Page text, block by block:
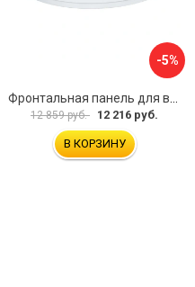
-5%
12 859 руб. 12 216 руб.
В КОРЗИНУ